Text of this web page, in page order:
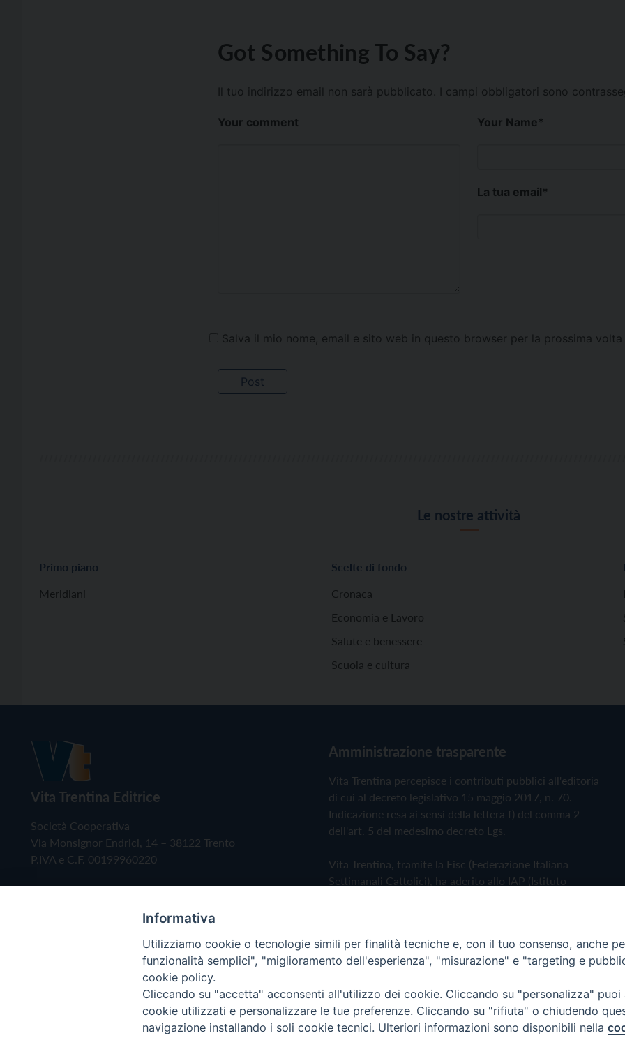
Got Something To Say?
Il tuo indirizzo email non sarà pubblicato. I campi obbligatori sono
Your comment Your Name*
La tua email*
Salva il mio nome, email e sito web in questo browser per la prossima
Le nostre attività
Primo piano
Meridiani
Scelte di fondo
Cronaca
Economia e Lavoro
Salute e benessere
Scuola e cultura
Vita Trentina Editrice
Società Cooperativa
Via Monsignor Endrici, 14 – 38122 Trento
P.IVA e C.F. 00199960220
Amministrazione trasparente
Vita Trentina percepisce i contributi pubblici all'editoria
di cui al decreto legislativo 15 maggio 2017, n. 70.
Indicazione resa ai sensi della lettera f) del comma 2
dell'art. 5 del medesimo decreto Lgs.
Vita Trentina, tramite la Fisc (Federazione Italiana
Settimanali Cattolici), ha aderito allo IAP (Istituto
Privacy Policy Cookie Policy
Copyright © 2019 - Tutti i diritti riservati - Vita Trentina Editrice
Informativa
Utilizziamo cookie o tecnologie simili per finalità tecniche e, con il tuo consenso, anche
funzionalità semplici", "miglioramento dell'esperienza", "misurazione" e "targeting e
cookie policy.
Cliccando su "accetta" acconsenti all'utilizzo dei cookie. Cliccando su "personalizza"
cookie utilizzati e personalizzare le tue preferenze. Cliccando su "rifiuta" o chiudendo
navigazione installando i soli cookie tecnici. Ulteriori informazioni sono disponibili nella